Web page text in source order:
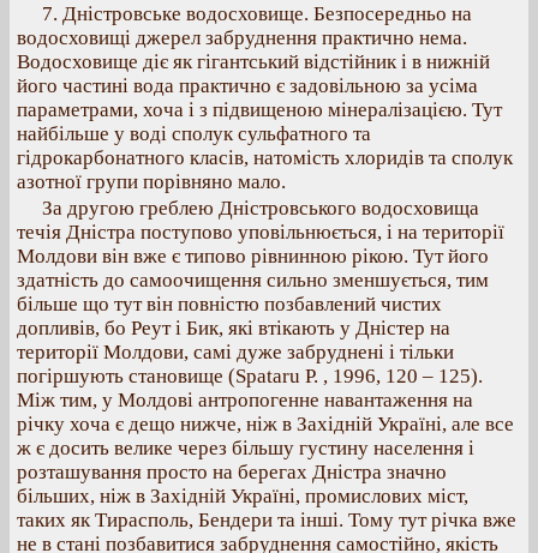
7. Дністровське водосховище. Безпосередньо на
водосховищі джерел забруднення практично нема.
Водосховище діє як гігантський відстійник і в нижній
його частині вода практично є задовільною за усіма
параметрами, хоча і з підвищеною мінералізацією. Тут
найбільше у воді сполук сульфатного та
гідрокарбонатного класів, натомість хлоридів та сполук
азотної групи порівняно мало.
За другою греблею Дністровського водосховища
течія Дністра поступово уповільнюється, і на території
Молдови він вже є типово рівнинною рікою. Тут його
здатність до самоочищення сильно зменшується, тим
більше що тут він повністю позбавлений чистих
допливів, бо Реут і Бик, які втікають у Дністер на
території Молдови, самі дуже забруднені і тільки
погіршують становище (Spataru P. , 1996, 120 – 125).
Між тим, у Молдові антропогенне навантаження на
річку хоча є дещо нижче, ніж в Західній Україні, але все
ж є досить велике через більшу густину населення і
розташування просто на берегах Дністра значно
більших, ніж в Західній Україні, промислових міст,
таких як Тирасполь, Бендери та інші. Тому тут річка вже
не в стані позбавитися забруднення самостійно, якість